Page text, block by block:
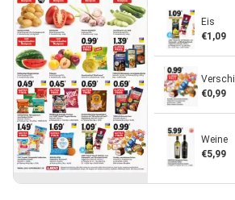
Eis
€1,09
€0,99
Weine
€5,99